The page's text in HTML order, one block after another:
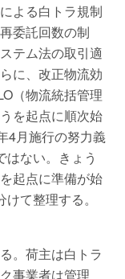
よる白トラ規制
委託回数の制
テム法の取引適
に、改正物流効
（物流統括管理
を起点に順次始
4月施行の努力義
ない。きょう
起点に準備が始
て整理する。
。荷主は白トラ
事業者は管理